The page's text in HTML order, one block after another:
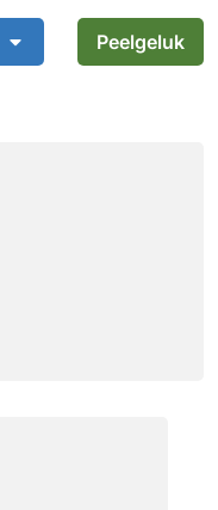
Peelgeluk